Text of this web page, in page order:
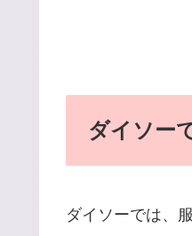
ダイソー
ダイソーでは、